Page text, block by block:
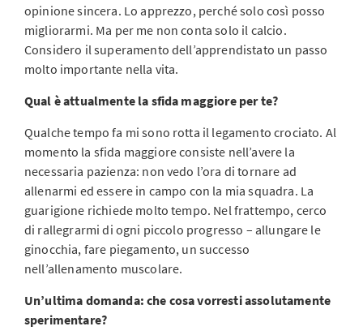
opinione sincera. Lo apprezzo, perché solo così posso
migliorarmi. Ma per me non conta solo il calcio.
Considero il superamento dell’apprendistato un passo
molto importante nella vita.
Qual è attualmente la sfida maggiore per te?
Qualche tempo fa mi sono rotta il legamento crociato. Al
momento la sfida maggiore consiste nell’avere la
necessaria pazienza: non vedo l’ora di tornare ad
allenarmi ed essere in campo con la mia squadra. La
guarigione richiede molto tempo. Nel frattempo, cerco
di rallegrarmi di ogni piccolo progresso – allungare le
ginocchia, fare piegamento, un successo
nell’allenamento muscolare.
Un’ultima domanda: che cosa vorresti assolutamente
sperimentare?